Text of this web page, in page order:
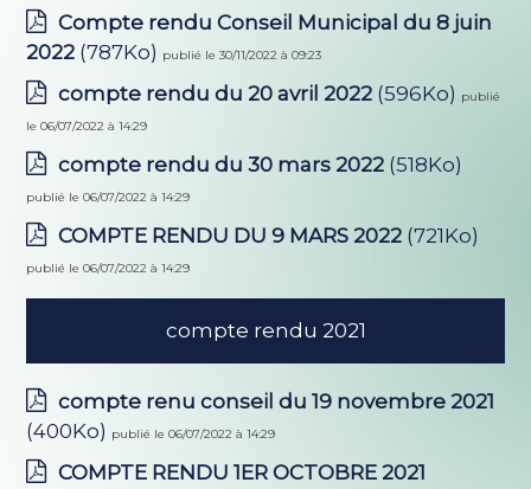
Compte rendu Conseil Municipal du 8 juin
2022 (787Ko) publié le 30/11/2022 à 09:23
compte rendu du 20 avril 2022 (596Ko) publié
le 06/07/2022 à 14:29
compte rendu du 30 mars 2022 (518Ko)
publié le 06/07/2022 à 14:29
COMPTE RENDU DU 9 MARS 2022 (721Ko)
publié le 06/07/2022 à 14:29
compte rendu 2021
compte renu conseil du 19 novembre 2021
(400Ko) publié le 06/07/2022 à 14:29
COMPTE RENDU 1ER OCTOBRE 2021